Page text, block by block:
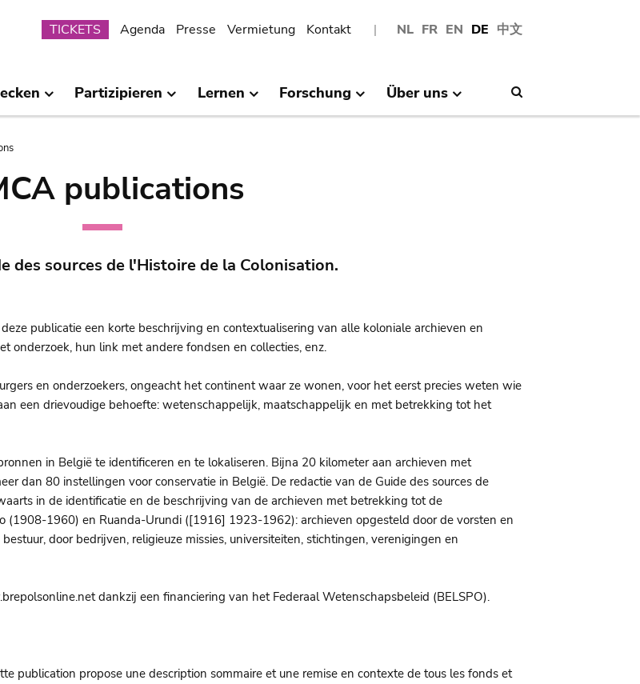
NL FR EN DE 中文
Submenu
TICKETS Agenda Presse Vermietung Kontakt
Partizipieren Lernen Forschung Über uns
publications
des sources de l'Histoire de la Colonisation.
publicatie een korte beschrijving en contextualisering van alle koloniale archieven en
onderzoek, hun link met andere fondsen en collecties, enz.
en onderzoekers, ongeacht het continent waar ze wonen, voor het eerst precies weten wie
een drievoudige behoefte: wetenschappelijk, maatschappelijk en met betrekking tot het
in België te identificeren en te lokaliseren. Bijna 20 kilometer aan archieven met
dan 80 instellingen voor conservatie in België. De redactie van de Guide des sources de
in de identificatie en de beschrijving van de archieven met betrekking tot de
(1908-1960) en Ruanda-Urundi ([1916] 1923-1962): archieven opgesteld door de vorsten en
door bedrijven, religieuze missies, universiteiten, stichtingen, verenigingen en
dankzij een financiering van het Federaal Wetenschapsbeleid (BELSPO).
publication propose une description sommaire et une remise en contexte de tous les fonds et